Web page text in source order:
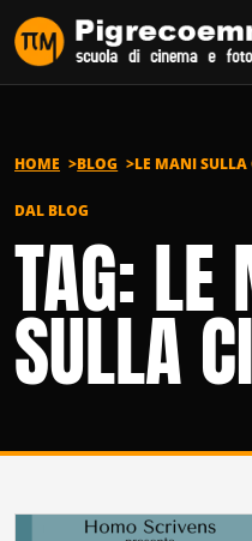
Vai al contenuto
HOME BLOG LE MANI SULLA
DAL BLOG
TAG: LE
SULLA